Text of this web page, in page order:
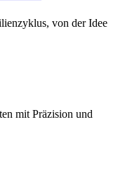
von der Idee
mit Präzision und